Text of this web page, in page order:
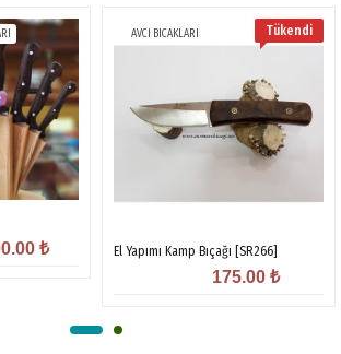
₺
AVCI BICAKLARI
El Yapımı Kamp Bıçağı [SR266]
Tükendi
175.00 ₺